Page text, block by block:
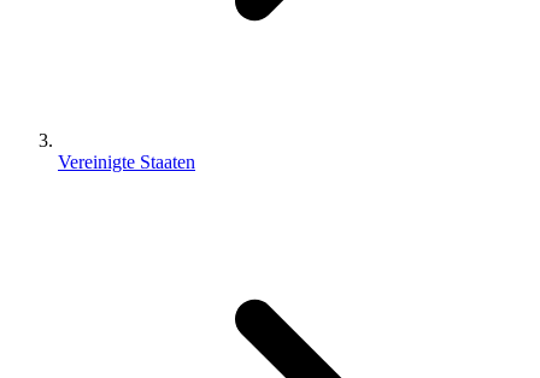
Vereinigte Staaten